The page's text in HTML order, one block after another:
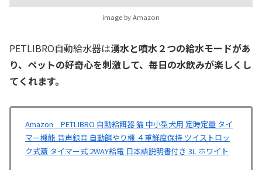
image by Amazon
PETLIBRO自動給水器は湧水と噴水２つの給水モードがあ
り、ペットの好奇心を刺激して、毎日の水飲みが楽しくし
てくれます。
Amazon PETLIBRO 自動給餌器 猫 中小型犬用 定時定量 タイ
マー機能 音声録音 自動餌やり機 ４重鮮度保持 ツイストロッ
ク式蓋 タイマー式 2WAY給電 日本語説明書付き 3L ホワイト